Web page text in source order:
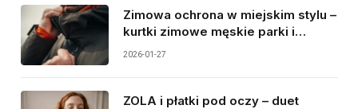
Zimowa ochrona w miejskim stylu –
kurtki zimowe męskie parki i
najcieplejsze rękawiczki jako duet
2026-01-27
ZOLA i płatki pod oczy – duet